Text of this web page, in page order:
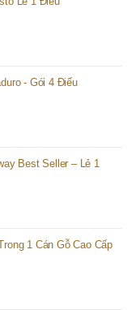
- Gói 4 Điếu
Best Seller – Lẻ 1
1 Cán Gỗ Cao Cấp